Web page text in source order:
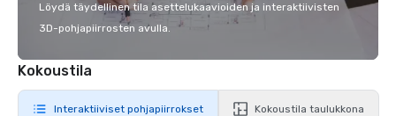
Löydä täydellinen tila asettelukaavioiden ja interaktiivisten
3D-pohjapiirrosten avulla.
Kokoustila
Interaktiiviset pohjapiirrokset Kokoustila taulukkona